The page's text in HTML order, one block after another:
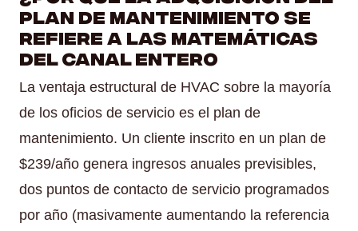
plan de mantenimiento se
refiere a las matemáticas
del canal entero
La ventaja estructural de HVAC sobre la mayoría
de los oficios de servicio es el plan de
mantenimiento. Un cliente inscrito en un plan de
$239/año genera ingresos anuales previsibles,
dos puntos de contacto de servicio programados
por año (masivamente aumentando la referencia